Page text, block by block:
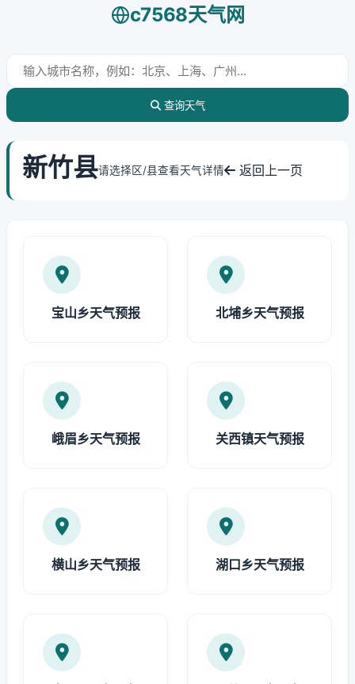
c7568天气网
查询天气
新竹县请选择区/县查看天气详情 返回上一页
宝山乡天气预报 北埔乡天气预报
峨眉乡天气预报 关西镇天气预报
横山乡天气预报 湖口乡天气预报